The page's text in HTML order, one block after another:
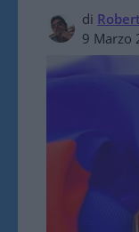
di
9 Marzo